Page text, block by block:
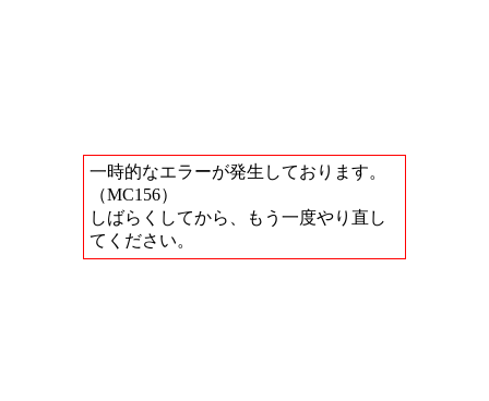
一時的なエラーが発生しております。
（MC156）
しばらくしてから、もう一度やり直し
てください。